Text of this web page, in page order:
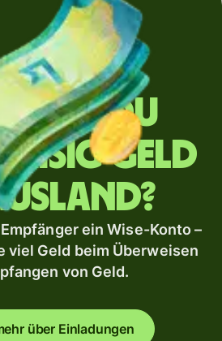
du
Geld
ein Wise-Konto –
viel Geld beim Überweisen
von Geld.
über Einladungen